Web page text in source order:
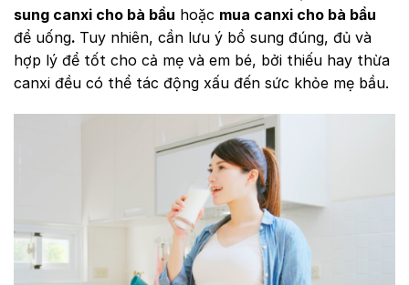
sung canxi cho bà bầu hoặc mua canxi cho bà bầu
để uống. Tuy nhiên, cần lưu ý bổ sung đúng, đủ và
hợp lý để tốt cho cả mẹ và em bé, bởi thiếu hay thừa
canxi đều có thể tác động xấu đến sức khỏe mẹ bầu.